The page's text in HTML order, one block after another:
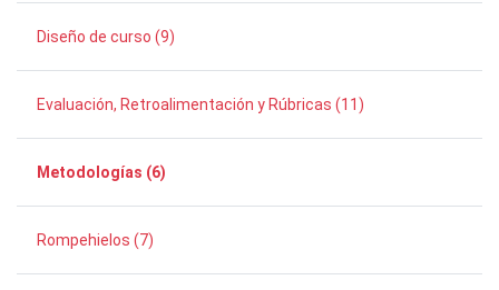
Diseño de curso (9)
Evaluación, Retroalimentación y Rúbricas (11)
Metodologías (6)
Rompehielos (7)